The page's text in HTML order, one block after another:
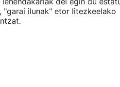
"garai ilunak" etor litezkeelako